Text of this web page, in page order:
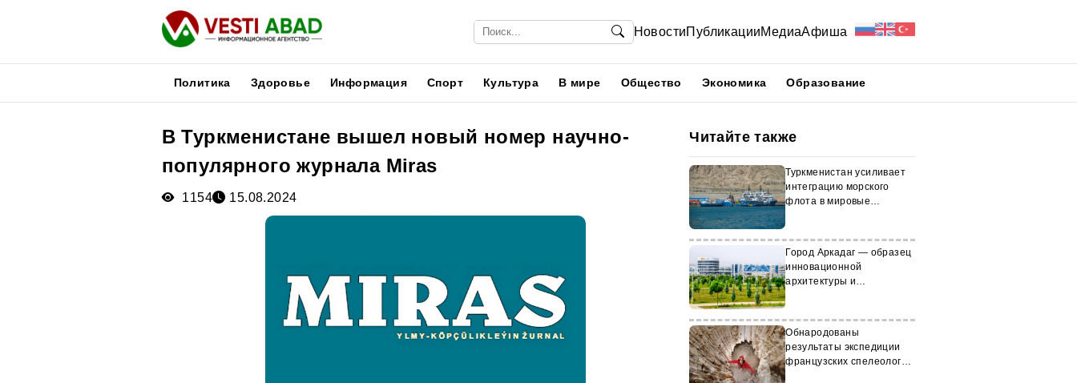
НовостиПубликацииМедиаАфиша
Политика Здоровье Информация Спорт Культура В мире Общество Экономика Образование
В Туркменистане вышел новый номер научно-
популярного журнала Miras
1154 15.08.2024
Читайте также
Туркменистан усиливает
интеграцию морского
флота в мировые
Город Аркадаг — образец
инновационной
архитектуры и
Обнародованы
результаты экспедиции
французских спелеологов